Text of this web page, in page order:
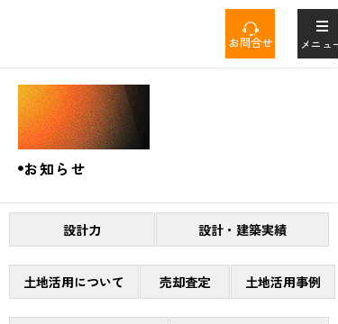
プ
お問合せ メニュー
News
お知らせ
設計力 設計・建築実績
土地活用について 売却査定 土地活用事例